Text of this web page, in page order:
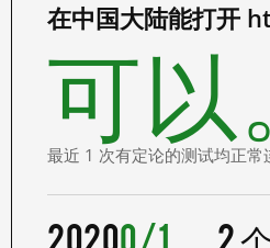
在中国大陆能打开
可以
最近 1 次有定论的测试均正常
20200/1 2